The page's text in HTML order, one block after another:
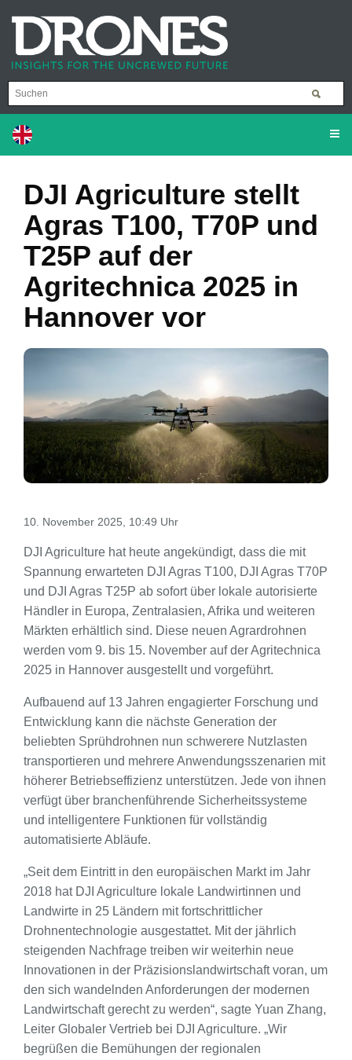
DJI Agriculture stellt
Agras T100, T70P und
T25P auf der
Agritechnica 2025 in
Hannover vor
10. November 2025, 10:49 Uhr
DJI Agriculture hat heute angekündigt, dass die mit
Spannung erwarteten DJI Agras T100, DJI Agras T70P
und DJI Agras T25P ab sofort über lokale autorisierte
Händler in Europa, Zentralasien, Afrika und weiteren
Märkten erhältlich sind. Diese neuen Agrardrohnen
werden vom 9. bis 15. November auf der Agritechnica
2025 in Hannover ausgestellt und vorgeführt.
Aufbauend auf 13 Jahren engagierter Forschung und
Entwicklung kann die nächste Generation der
beliebten Sprühdrohnen nun schwerere Nutzlasten
transportieren und mehrere Anwendungsszenarien mit
höherer Betriebseffizienz unterstützen. Jede von ihnen
verfügt über branchenführende Sicherheits­systeme
und intelligentere Funktionen für vollständig
automatisierte Abläufe.
„Seit dem Eintritt in den europäischen Markt im Jahr
2018 hat DJI Agriculture lokale Landwirtinnen und
Landwirte in 25 Ländern mit fortschrittlicher
Drohnentechnologie ausgestattet. Mit der jährlich
steigenden Nachfrage treiben wir weiterhin neue
Innovationen in der Präzisionslandwirtschaft voran, um
den sich wandelnden Anforderungen der modernen
Landwirtschaft gerecht zu werden“, sagte Yuan Zhang,
Leiter Globaler Vertrieb bei DJI Agriculture. „Wir
begrüßen die Bemühungen der regionalen